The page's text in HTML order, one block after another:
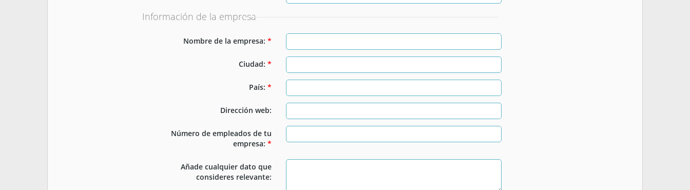
Información de la empresa
Nombre de la empresa: *
Ciudad: *
País: *
Dirección web:
Número de empleados de tu
empresa: *
Añade cualquier dato que
consideres relevante: